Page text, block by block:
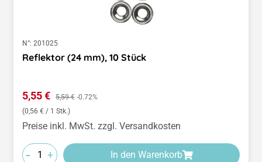
N°: 201025
Reflektor (24 mm), 10 Stück
Verkaufspreis:
5,55 € Regulärer Preis:
5,59 € -0.72%
(0,56 € / 1 Stk.)
Preise inkl. MwSt. zzgl. Versandkosten
- + In den Warenkorb